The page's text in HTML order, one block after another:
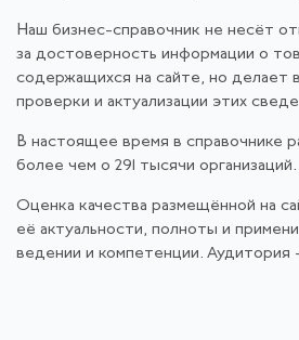
Наш бизнес-справочник не несёт
за достоверность информации о
содержащихся на сайте, но делает
проверки и актуализации этих
В настоящее время в справочнике
более чем о 291 тысячи организаций.
Оценка качества размещённой на
её актуальности, полноты и
ведении и компетенции. Аудитория